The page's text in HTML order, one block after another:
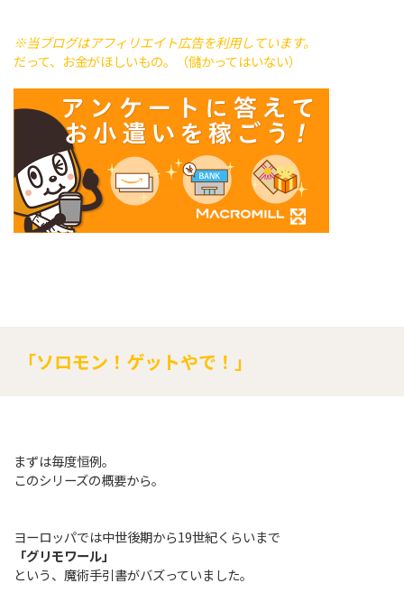
※当ブログはアフィリエイト広告を利用しています。
だって、お金がほしいもの。（儲かってはいない）
「ソロモン！ゲットやで！」
まずは毎度恒例。
このシリーズの概要から。
ヨーロッパでは中世後期から19世紀くらいまで
「グリモワール」
という、魔術手引書がバズっていました。